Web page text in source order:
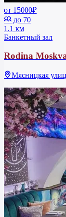
от 15000₽
до 70
1.1 км
Банкетный зал
Rodina
Мясницкая